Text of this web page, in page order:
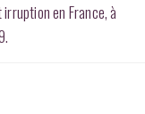
en France, à